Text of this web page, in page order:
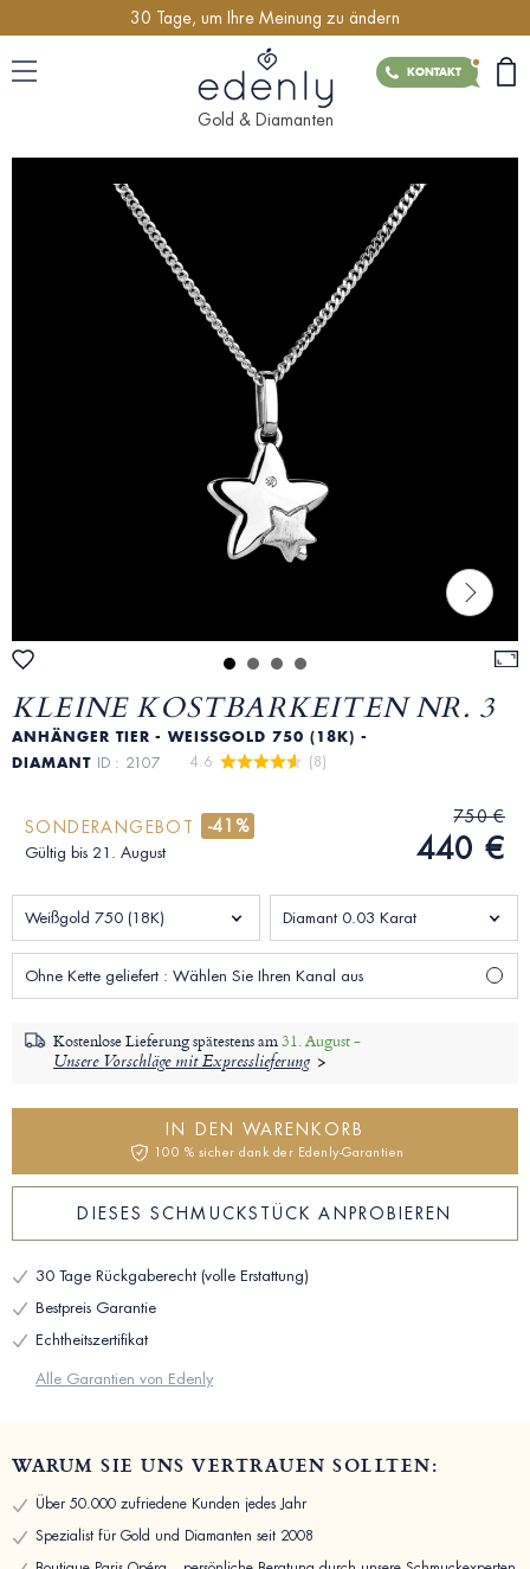
30 Tage, um Ihre Meinung zu ändern
KONTAKT
Gold & Diamanten
KLEINE KOSTBARKEITEN NR. 3
ANHÄNGER TIER - WEISSGOLD 750 (18K) - D
IAMANT ID : 2107 4.6 (8)
SONDERANGEBOT -41%
Gültig bis 21. August
750 €
440 €
Weißgold 750 (18K) Diamant 0.03 Karat
Ohne Kette geliefert : Wählen Sie Ihren Kanal aus
Kostenlose Lieferung spätestens am31. August -
Unsere Vorschläge mit Expresslieferung
IN DEN WARENKORB
100 % sicher dank der Edenly-Garantien
DIESES SCHMUCKSTÜCK ANPROBIEREN
30 Tage Rückgaberecht (volle Erstattung)
Bestpreis Garantie
Echtheitszertifikat
Alle Garantien von Edenly
WARUM SIE UNS VERTRAUEN SOLLTEN:
Über 50.000 zufriedene Kunden jedes Jahr
Spezialist für Gold und Diamanten seit 2008